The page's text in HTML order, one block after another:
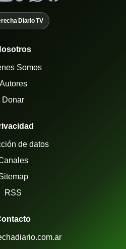
Diario TV
Somos
Autores
Donar
de datos
RSS